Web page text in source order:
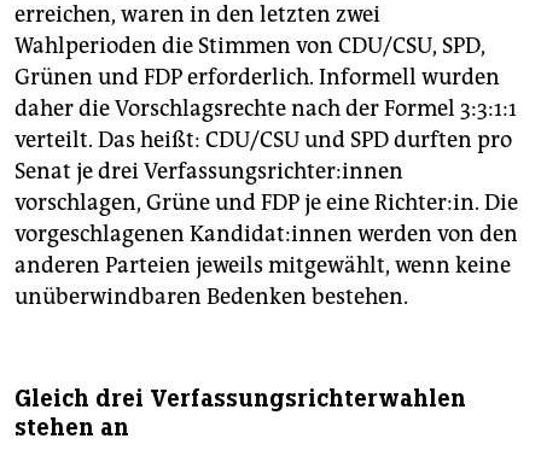
erreichen, waren in den letzten zwei
Wahlperioden die Stimmen von CDU/CSU, SPD,
Grünen und FDP erforderlich. Informell wurden
daher die Vorschlagsrechte nach der Formel 3:3:1:1
verteilt. Das heißt: CDU/CSU und SPD durften pro
Senat je drei Ver­fas­sungs­rich­te­r:in­nen
vorschlagen, Grüne und FDP je eine Richter:in. Die
vorgeschlagenen Kan­di­da­t:in­nen werden von den
anderen Parteien jeweils mitgewählt, wenn keine
unüberwindbaren Bedenken bestehen.
Gleich drei Verfassungsrichterwahlen
stehen an